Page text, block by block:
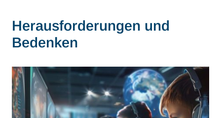
Herausforderungen und
Bedenken